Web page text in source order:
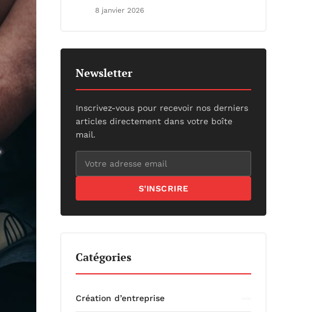
8 janvier 2026
Newsletter
Inscrivez-vous pour recevoir nos derniers
articles directement dans votre boîte
mail.
S'INSCRIRE
Catégories
Création d’entreprise